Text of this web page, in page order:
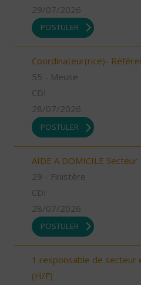
29/07/2026
POSTULER
Coordinateur(rice)-
55 - Meuse
CDI
28/07/2026
POSTULER
AIDE A DOMICILE Secteur
29 - Finistère
CDI
28/07/2026
POSTULER
1 responsable de secteur
(H/F)